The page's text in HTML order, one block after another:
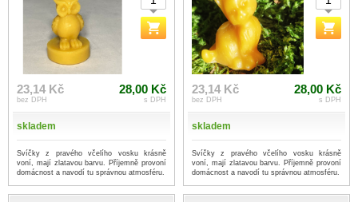
23,14 Kč
bez DPH
28,00 Kč
s DPH
skladem
Svíčky z pravého včelího vosku krásně
voní, mají zlatavou barvu. Příjemně provoní
domácnost a navodí tu správnou atmosféru.
23,14 Kč
bez DPH
28,00 Kč
s DPH
skladem
Svíčky z pravého včelího vosku krásně
voní, mají zlatavou barvu. Příjemně provoní
domácnost a navodí tu správnou atmosféru.